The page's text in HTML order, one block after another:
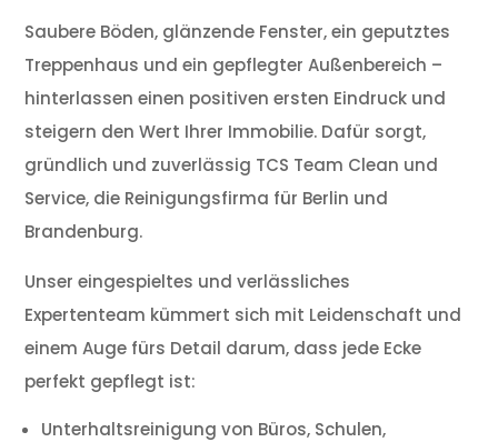
Saubere Böden, glänzende Fenster, ein geputztes
Treppenhaus und ein gepflegter Außenbereich –
hinterlassen einen positiven ersten Eindruck und
steigern den Wert Ihrer Immobilie. Dafür sorgt,
gründlich und zuverlässig TCS Team Clean und
Service, die Reinigungsfirma für Berlin und
Brandenburg.
Unser eingespieltes und verlässliches
Expertenteam kümmert sich mit Leidenschaft und
einem Auge fürs Detail darum, dass jede Ecke
perfekt gepflegt ist:
Unterhaltsreinigung von Büros, Schulen,